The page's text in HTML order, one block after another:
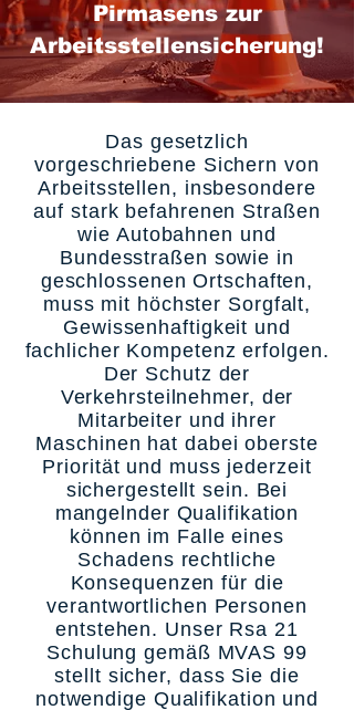
Pirmasens zur
Arbeitsstellensicherung!
Das gesetzlich
vorgeschriebene Sichern von
Arbeitsstellen, insbesondere
auf stark befahrenen Straßen
wie Autobahnen und
Bundesstraßen sowie in
geschlossenen Ortschaften,
muss mit höchster Sorgfalt,
Gewissenhaftigkeit und
fachlicher Kompetenz erfolgen.
Der Schutz der
Verkehrsteilnehmer, der
Mitarbeiter und ihrer
Maschinen hat dabei oberste
Priorität und muss jederzeit
sichergestellt sein. Bei
mangelnder Qualifikation
können im Falle eines
Schadens rechtliche
Konsequenzen für die
verantwortlichen Personen
entstehen. Unser Rsa 21
Schulung gemäß MVAS 99
stellt sicher, dass Sie die
notwendige Qualifikation und